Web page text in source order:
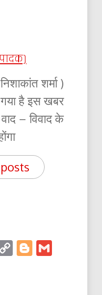
शर्मा )
गया है इस खबर
– विवाद के
CopyBlogger